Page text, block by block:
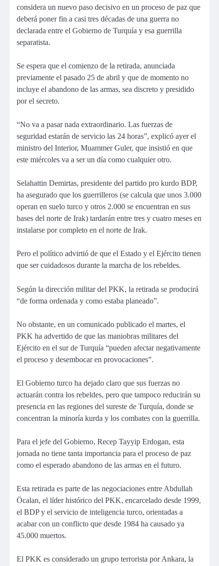
considera un nuevo paso decisivo en un proceso de paz que
deberá poner fin a casi tres décadas de una guerra no
declarada entre el Gobierno de Turquía y esa guerrilla
separatista.
Se espera que el comienzo de la retirada, anunciada
previamente el pasado 25 de abril y que de momento no
incluye el abandono de las armas, sea discreto y presidido
por el secreto.
“No va a pasar nada extraordinario. Las fuerzas de
seguridad estarán de servicio las 24 horas”, explicó ayer el
ministro del Interior, Muammer Guler, que insistió en que
este miércoles va a ser un día como cualquier otro.
Selahattin Demirtas, presidente del partido pro kurdo BDP,
ha asegurado que los guerrilleros (se calcula que unos 3.000
operan en suelo turco y otros 2.000 se encuentran en sus
bases del norte de Irak) tardarán entre tres y cuatro meses en
instalarse por completo en el norte de Irak.
Pero el político advirtió de que el Estado y el Ejército tienen
que ser cuidadosos durante la marcha de los rebeldes.
Según la dirección militar del PKK, la retirada se producirá
“de forma ordenada y como estaba planeado”.
No obstante, en un comunicado publicado el martes, el
PKK ha advertido de que las maniobras militares del
Ejército en el sur de Turquía “pueden afectar negativamente
el proceso y desembocar en provocaciones”.
El Gobierno turco ha dejado claro que sus fuerzas no
actuarán contra los rebeldes, pero que tampoco reducirán su
presencia en las regiones del sureste de Turquía, donde se
concentran la minoría kurda y los combates con la guerrilla.
Para el jefe del Gobierno, Recep Tayyip Erdogan, esta
jornada no tiene tanta importancia para el proceso de paz
como el esperado abandono de las armas en el futuro.
Esta retirada es parte de las negociaciones entre Abdullah
Öcalan, el líder histórico del PKK, encarcelado desde 1999,
el BDP y el servicio de inteligencia turco, orientadas a
acabar con un conflicto que desde 1984 ha causado ya
45.000 muertos.
El PKK es considerado un grupo terrorista por Ankara, la